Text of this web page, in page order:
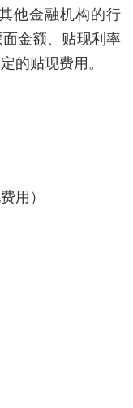
他金融机构的行
金额、贴现利率
的贴现费用。
用）